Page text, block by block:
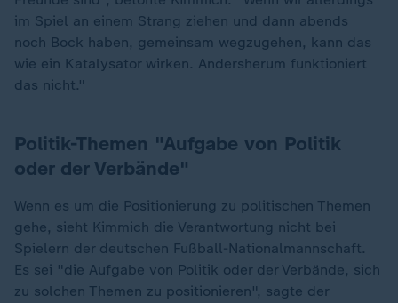
im Spiel an einem Strang ziehen und dann abends
noch Bock haben, gemeinsam wegzugehen, kann das
wie ein Katalysator wirken. Andersherum funktioniert
das nicht."
Politik-Themen "Aufgabe von Politik
oder der Verbände"
Wenn es um die Positionierung zu politischen Themen
gehe, sieht Kimmich die Verantwortung nicht bei
Spielern der deutschen Fußball-Nationalmannschaft.
Es sei "die Aufgabe von Politik oder der Verbände, sich
zu solchen Themen zu positionieren", sagte der